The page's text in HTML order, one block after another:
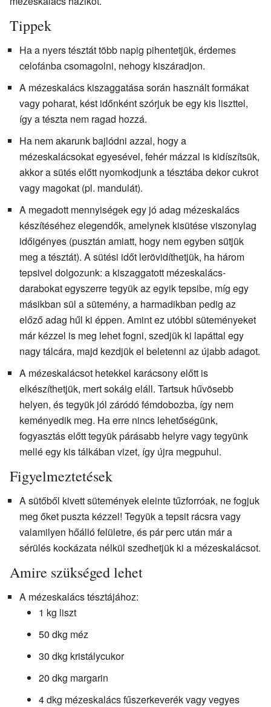
Tippek
Ha a nyers tésztát több napig pihentetjük, érdemes
celofánba csomagolni, nehogy kiszáradjon.
A mézeskalács kiszaggatása során használt formákat
vagy poharat, kést időnként szórjuk be egy kis liszttel,
így a tészta nem ragad hozzá.
Ha nem akarunk bajlódni azzal, hogy a
mézeskalácsokat egyesével, fehér mázzal is kidíszítsük,
akkor a sütés előtt nyomkodjunk a tésztába dekor cukrot
vagy magokat (pl. mandulát).
A megadott mennyiségek egy jó adag mézeskalács
készítéséhez elegendők, amelynek kisütése viszonylag
időigényes (pusztán amiatt, hogy nem egyben sütjük
meg a tésztát). A sütési időt lerövidíthetjük, ha három
tepsivel dolgozunk: a kiszaggatott mézeskalács-
darabokat egyszerre tegyük az egyik tepsibe, míg egy
másikban sül a sütemény, a harmadikban pedig az
előző adag hűl ki éppen. Amint ez utóbbi süteményeket
már kézzel is meg lehet fogni, szedjük ki lapáttal egy
nagy tálcára, majd kezdjük el beletenni az újabb adagot.
A mézeskalácsot hetekkel karácsony előtt is
elkészíthetjük, mert sokáig eláll. Tartsuk hűvösebb
helyen, és tegyük jól záródó fémdobozba, így nem
keményedik meg. Ha erre nincs lehetőségünk,
fogyasztás előtt tegyük párásabb helyre vagy tegyünk
mellé egy kis tálkában vizet, így újra megpuhul.
Figyelmeztetések
A sütőből kivett sütemények eleinte tűzforróak, ne fogjuk
meg őket puszta kézzel! Tegyük a tepsit rácsra vagy
valamilyen hőálló felületre, és pár perc után már a
sérülés kockázata nélkül szedhetjük ki a mézeskalácsot.
Amire szükséged lehet
A mézeskalács tésztájához:
1 kg liszt
50 dkg méz
30 dkg kristálycukor
20 dkg margarin
4 dkg mézeskalács fűszerkeverék vagy vegyes